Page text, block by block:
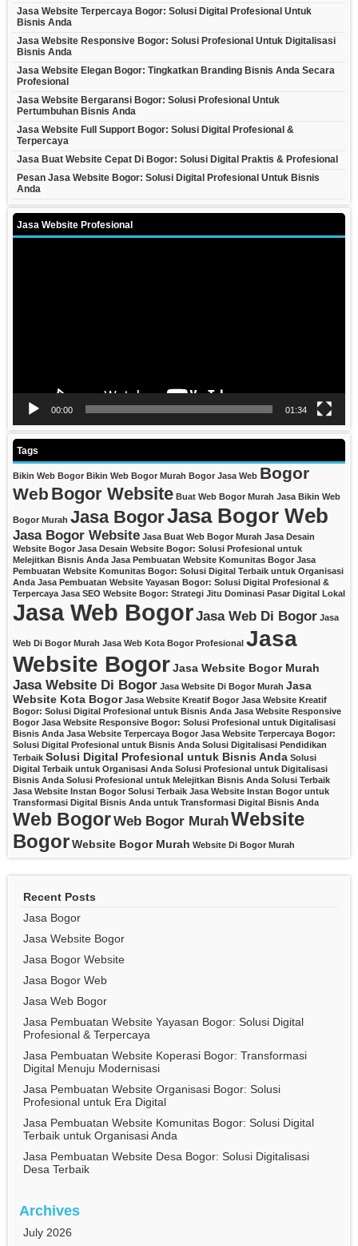
Jasa Website Terpercaya Bogor: Solusi Digital Profesional Untuk
Bisnis Anda
Jasa Website Responsive Bogor: Solusi Profesional Untuk Digitalisasi
Bisnis Anda
Jasa Website Elegan Bogor: Tingkatkan Branding Bisnis Anda Secara
Profesional
Jasa Website Bergaransi Bogor: Solusi Profesional Untuk
Pertumbuhan Bisnis Anda
Jasa Website Full Support Bogor: Solusi Digital Profesional &
Terpercaya
Jasa Buat Website Cepat Di Bogor: Solusi Digital Praktis & Profesional
Pesan Jasa Website Bogor: Solusi Digital Profesional Untuk Bisnis
Anda
Jasa Website Profesional
00:00 01:34
Tags
Bikin Web Bogor Bikin Web Bogor Murah Bogor Jasa Web Bogor
Web Bogor Website Buat Web Bogor Murah Jasa Bikin Web
Bogor Murah Jasa BogorJasa Bogor Web
Jasa Bogor Website Jasa Buat Web Bogor Murah Jasa Desain
Website Bogor Jasa Desain Website Bogor: Solusi Profesional untuk
Melejitkan Bisnis Anda Jasa Pembuatan Website Komunitas Bogor Jasa
Pembuatan Website Komunitas Bogor: Solusi Digital Terbaik untuk Organisasi
Anda Jasa Pembuatan Website Yayasan Bogor: Solusi Digital Profesional &
Terpercaya Jasa SEO Website Bogor: Strategi Jitu Dominasi Pasar Digital Lokal
Jasa Web BogorJasa Web Di Bogor Jasa
Web Di Bogor Murah Jasa Web Kota Bogor Profesional Jasa
Website BogorJasa Website Bogor Murah
Jasa Website Di Bogor Jasa Website Di Bogor Murah Jasa
Website Kota Bogor Jasa Website Kreatif Bogor Jasa Website Kreatif
Bogor: Solusi Digital Profesional untuk Bisnis Anda Jasa Website Responsive
Bogor Jasa Website Responsive Bogor: Solusi Profesional untuk Digitalisasi
Bisnis Anda Jasa Website Terpercaya Bogor Jasa Website Terpercaya Bogor:
Solusi Digital Profesional untuk Bisnis Anda Solusi Digitalisasi Pendidikan
Terbaik Solusi Digital Profesional untuk Bisnis Anda Solusi
Digital Terbaik untuk Organisasi Anda Solusi Profesional untuk Digitalisasi
Bisnis Anda Solusi Profesional untuk Melejitkan Bisnis Anda Solusi Terbaik
Jasa Website Instan Bogor Solusi Terbaik Jasa Website Instan Bogor untuk
Transformasi Digital Bisnis Anda untuk Transformasi Digital Bisnis Anda
Web BogorWeb Bogor MurahWebsite
BogorWebsite Bogor Murah Website Di Bogor Murah
Recent Posts
Jasa Bogor
Jasa Website Bogor
Jasa Bogor Website
Jasa Bogor Web
Jasa Web Bogor
Jasa Pembuatan Website Yayasan Bogor: Solusi Digital
Profesional & Terpercaya
Jasa Pembuatan Website Koperasi Bogor: Transformasi
Digital Menuju Modernisasi
Jasa Pembuatan Website Organisasi Bogor: Solusi
Profesional untuk Era Digital
Jasa Pembuatan Website Komunitas Bogor: Solusi Digital
Terbaik untuk Organisasi Anda
Jasa Pembuatan Website Desa Bogor: Solusi Digitalisasi
Desa Terbaik
Archives
July 2026